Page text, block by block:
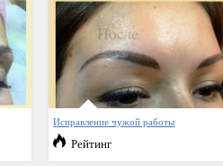
Исправление чужой работы
Рейтинг